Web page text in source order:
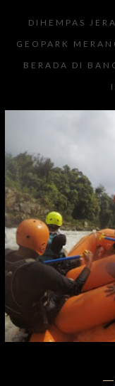
DIHEMPAS
GEOPARK
BERADA DI